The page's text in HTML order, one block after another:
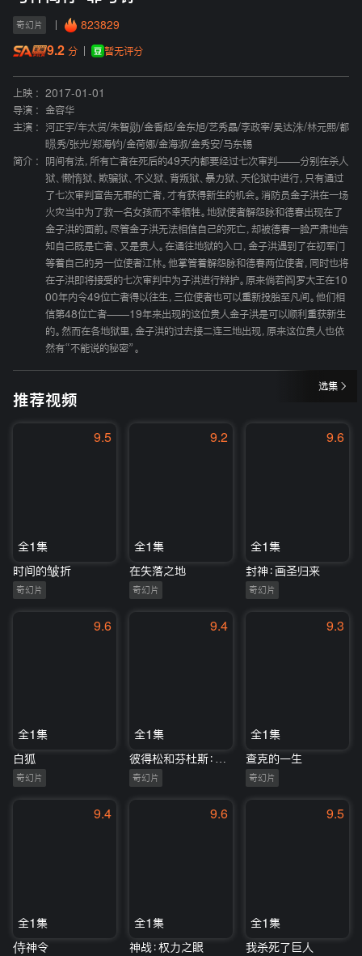
奇幻片 823829
9.2 分 暂无评分
上映 :
2017-01-01
导演 :
金容华
主演 :
河正宇/车太贤/朱智勋/金香起/金东旭/艺秀晶/李政宰/吴达洙/林元熙/都
暻秀/张光/郑海钧/金荷娜/金海淑/金秀安/马东锡
简介 :
阴间有法，所有亡者在死后的49天内都要经过七次审判——分别在杀人
狱、懒惰狱、欺骗狱、不义狱、背叛狱、暴力狱、天伦狱中进行，只有通过
了七次审判宣告无罪的亡者，才有获得新生的机会。消防员金子洪在一场
火灾当中为了救一名女孩而不幸牺牲。地狱使者解怨脉和德春出现在了
金子洪的面前。尽管金子洪无法相信自己的死亡，却被德春一脸严肃地告
知自己既是亡者、又是贵人。在通往地狱的入口，金子洪遇到了在初军门
等着自己的另一位使者江林。他掌管着解怨脉和德春两位使者，同时也将
在子洪即将接受的七次审判中为子洪进行辩护。原来倘若阎罗大王在10
00年内令49位亡者得以往生，三位使者也可以重新投胎至凡间。他们相
信第48位亡者——19年来出现的这位贵人金子洪是可以顺利重获新生
的。然而在各地狱里，金子洪的过去接二连三地出现，原来这位贵人也依
然有“不能说的秘密”。
选集
推荐视频
9.5
全1集
时间的皱折
奇幻片
9.2
全1集
在失落之地
奇幻片
9.6
全1集
封神：画圣归来
奇幻片
9.6
全1集
白狐
奇幻片
9.4
全1集
彼得松和芬杜斯：小活宝-忘年交
奇幻片
9.3
全1集
查克的一生
奇幻片
9.4
全1集
侍神令
9.6
全1集
神战：权力之眼
9.5
全1集
我杀死了巨人